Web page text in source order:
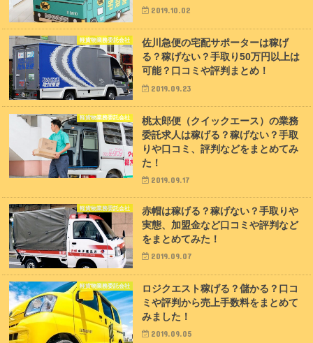
2019.10.02
軽貨物業務委託会社
佐川急便の宅配サポーターは稼げ
る？稼げない？手取り50万円以上は
可能？口コミや評判まとめ！
2019.09.23
軽貨物業務委託会社
桃太郎便（クイックエース）の業務
委託求人は稼げる？稼げない？手取
りや口コミ、評判などをまとめてみ
た！
2019.09.17
軽貨物業務委託会社
赤帽は稼げる？稼げない？手取りや
実態、加盟金など口コミや評判など
をまとめてみた！
2019.09.07
軽貨物業務委託会社
ロジクエスト稼げる？儲かる？口コ
ミや評判から売上手数料をまとめて
みました！
2019.09.05